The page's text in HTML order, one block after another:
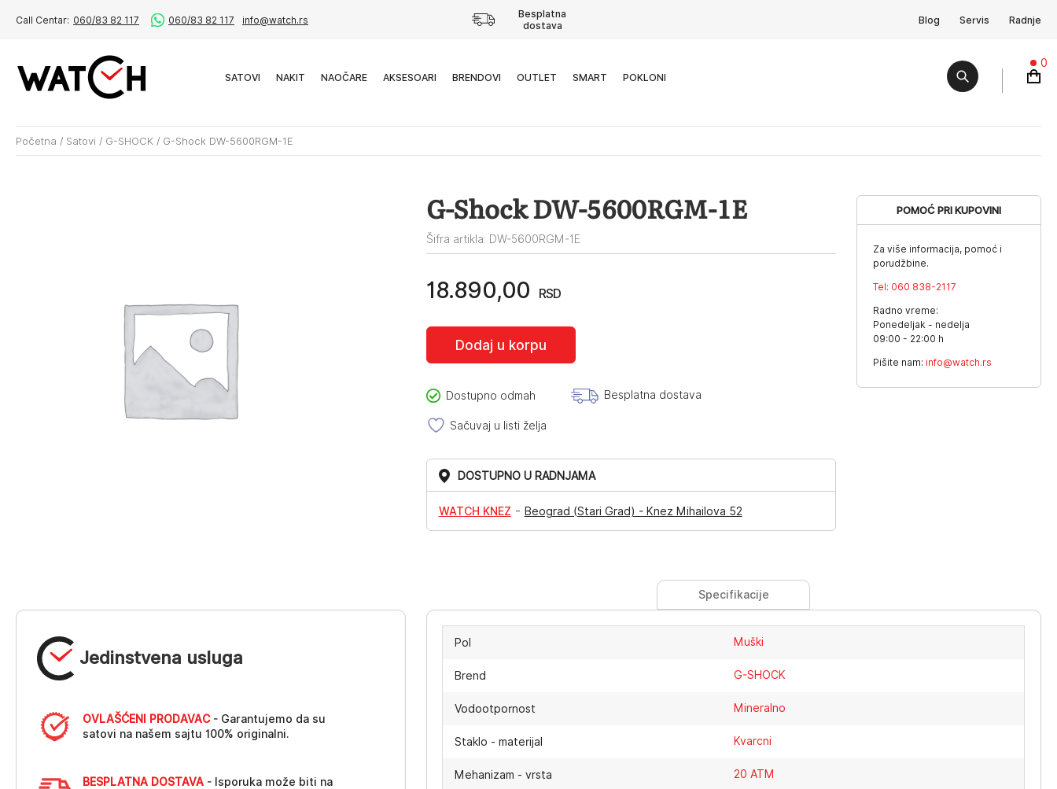
Call Centar: 060/83 82 117 060/83 82 117 info@watch.rs
Besplatna
dostava
Blog Servis Radnje
SATOVI NAKIT NAOČARE AKSESOARI BRENDOVI OUTLET SMART POKLONI
0
Početna / Satovi / G-SHOCK / G-Shock DW-5600RGM-1E
G-Shock DW-5600RGM-1E
Šifra artikla: DW-5600RGM-1E
18.890,00 RSD
Dodaj u korpu
Dostupno odmah Besplatna dostava
Sačuvaj u listi želja
DOSTUPNO U RADNJAMA
WATCH KNEZ - Beograd (Stari Grad) - Knez Mihailova 52
POMOĆ PRI KUPOVINI
Za više informacija, pomoć i
porudžbine.
Tel: 060 838-2117
Radno vreme:
Ponedeljak - nedelja
09:00 - 22:00 h
Pišite nam: info@watch.rs
Jedinstvena usluga
OVLAŠĆENI PRODAVAC- Garantujemo da su
satovi na našem sajtu 100% originalni.
BESPLATNA DOSTAVA - Isporuka može biti na
Specifikacije
Pol Muški
Brend G-SHOCK
Vodootpornost Mineralno
Staklo - materijal Kvarcni
Mehanizam - vrsta 20 ATM